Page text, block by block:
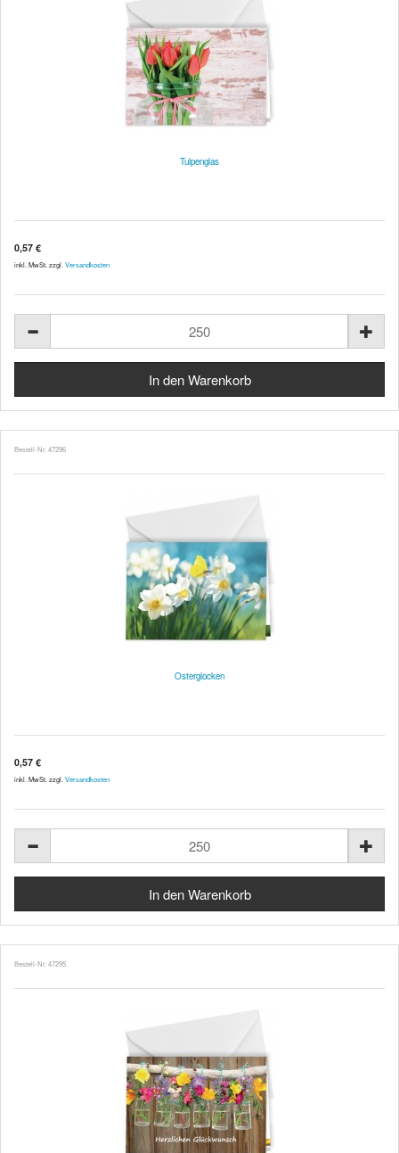
Tulpenglas
0,57 €
inkl. MwSt. zzgl. Versandkosten
Bestell-Nr. 47296
Osterglocken
0,57 €
inkl. MwSt. zzgl. Versandkosten
Bestell-Nr. 47295